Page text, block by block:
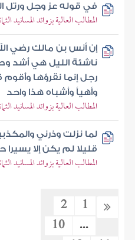
في قوله عز وجل ورتل
المطالب العالية بزوائد المسانيد
إن أنس بن مالك رضي
ناشئة الليل هي أشد
رجل إنما نقرؤها
وأهيأ وأشباه هذا واحد
المطالب العالية بزوائد المسانيد
لما نزلت وذرني
قليلا لم يكن إلا
المطالب العالية بزوائد المسانيد
1
2
...
10